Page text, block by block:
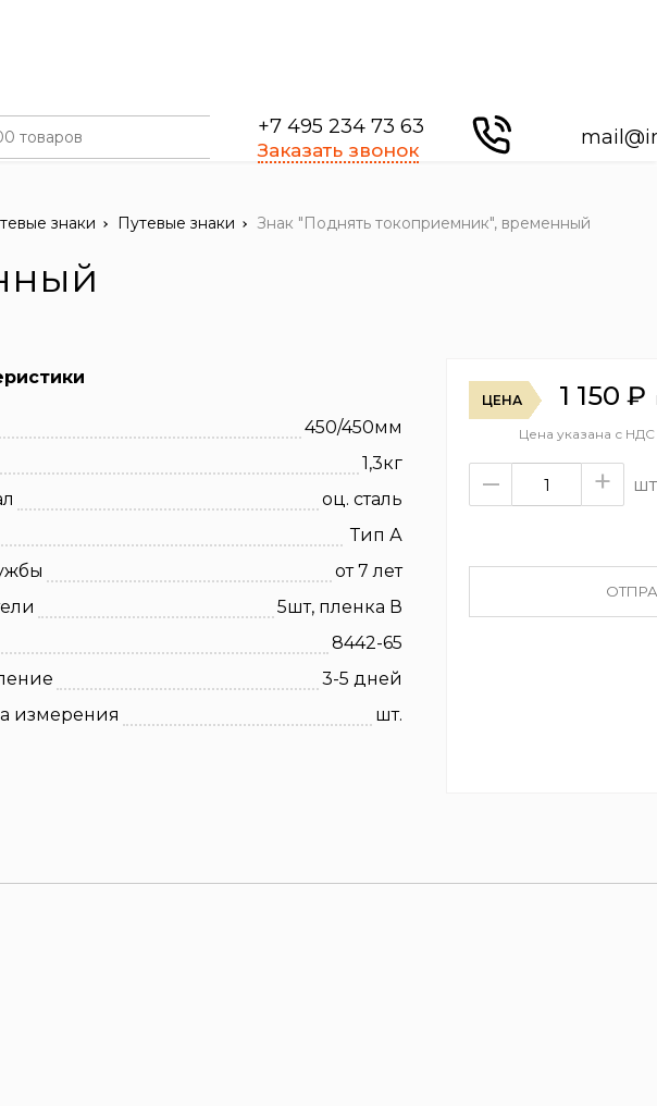
+7 495 234 73 63
Заказать звонок
знаки Путевые знаки Знак "Поднять токоприемник", временный
450/450мм
1,3кг
оц. сталь
Тип А
от 7 лет
5шт, пленка В
8442-65
3-5 дней
измерения
шт.
ЦЕНА 1 150 ₽
Цена указана с НДС
– +